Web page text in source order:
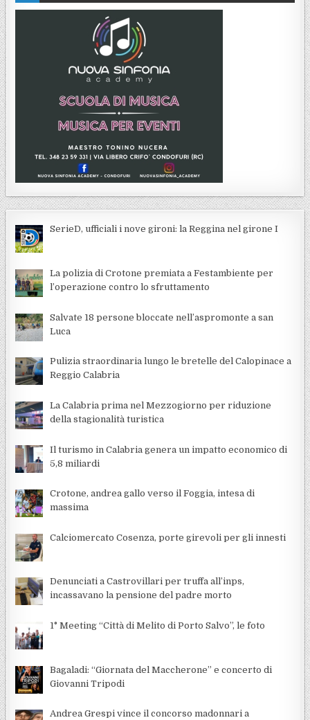
SerieD, ufficiali i nove gironi: la Reggina nel girone I
La polizia di Crotone premiata a Festambiente per
l’operazione contro lo sfruttamento
Salvate 18 persone bloccate nell’aspromonte a san
Luca
Pulizia straordinaria lungo le bretelle del Calopinace a
Reggio Calabria
La Calabria prima nel Mezzogiorno per riduzione
della stagionalità turistica
Il turismo in Calabria genera un impatto economico di
5,8 miliardi
Crotone, andrea gallo verso il Foggia, intesa di
massima
Calciomercato Cosenza, porte girevoli per gli innesti
Denunciati a Castrovillari per truffa all’inps,
incassavano la pensione del padre morto
1° Meeting “Città di Melito di Porto Salvo”, le foto
Bagaladi: “Giornata del Maccherone” e concerto di
Giovanni Tripodi
Andrea Grespi vince il concorso madonnari a